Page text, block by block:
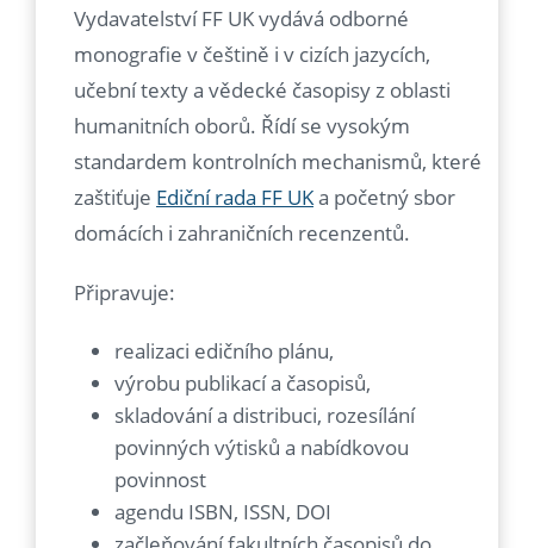
Vydavatelství FF UK vydává odborné
monografie v češtině i v cizích jazycích,
učební texty a vědecké časopisy z oblasti
humanitních oborů. Řídí se vysokým
standardem kontrolních mechanismů, které
zaštiťuje Ediční rada FF UKa početný sbor
domácích i zahraničních recenzentů.
Připravuje:
realizaci edičního plánu,
výrobu publikací a časopisů,
skladování a distribuci, rozesílání
povinných výtisků a nabídkovou
povinnost
agendu ISBN, ISSN, DOI